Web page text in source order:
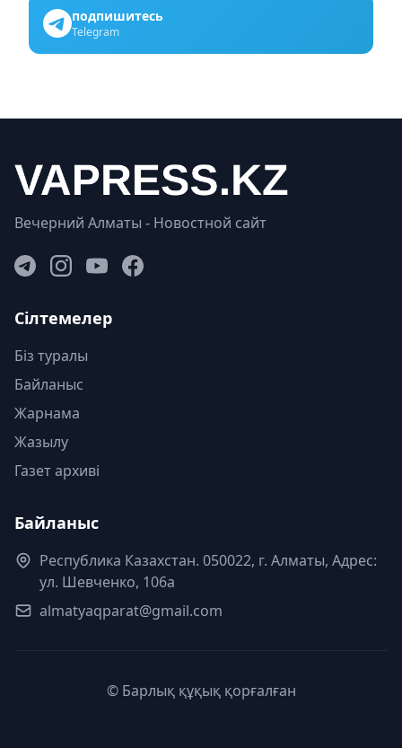
подпишитесь
Telegram
Вечерний Алматы - Новостной сайт
Сілтемелер
Біз туралы
Байланыс
Жарнама
Жазылу
Газет архиві
Байланыс
Республика Казахстан. 050022, г. Алматы, Адрес:
ул. Шевченко, 106а
almatyaqparat@gmail.com
© Барлық құқық қорғалған